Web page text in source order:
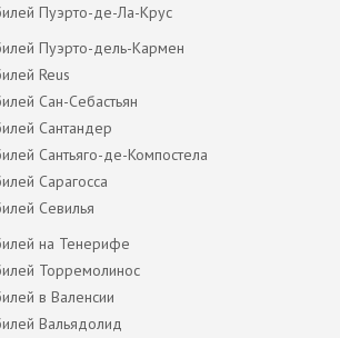
Пуэрто-де-Ла-Крус
Пуэрто-дель-Кармен
Reus
Сан-Себастьян
Сантандер
Сантьяго-де-Компостела
Сарагосса
Севилья
на Тенерифе
Торремолинос
в Валенсии
Вальядолид